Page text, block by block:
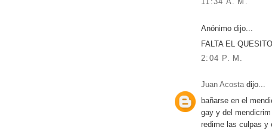
11:34 A. M.
Anónimo dijo...
FALTA EL
2:04 P. M.
Juan Acostadijo...
bañarse en el
gay y del
redime las culpas y